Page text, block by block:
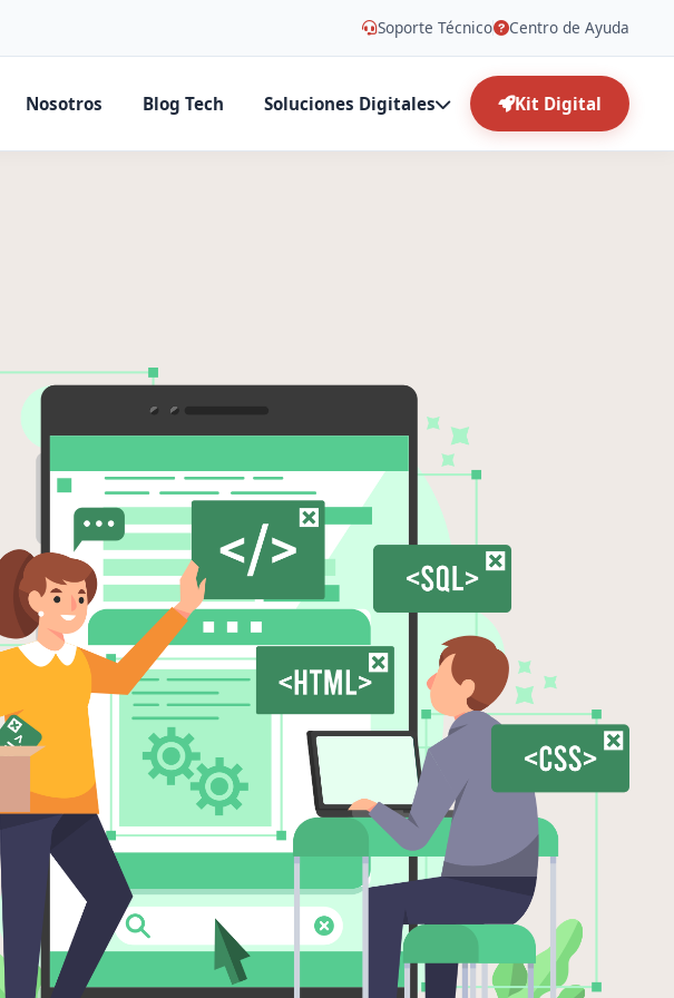
Soporte Técnico Centro de Ayuda
Nosotros Blog Tech Soluciones Digitales Kit Digital